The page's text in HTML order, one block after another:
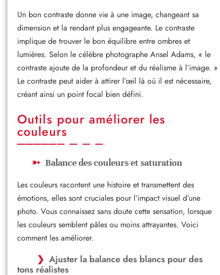
Un bon contraste donne vie à une image, changeant sa
dimension et la rendant plus engageante. Le contraste
implique de trouver le bon équilibre entre ombres et
lumières. Selon le célèbre photographe Ansel Adams, « le
contraste ajoute de la profondeur et du réalisme à l’image. »
Le contraste peut aider à attirer l’œil là où il est nécessaire,
créant ainsi un point focal bien défini.
Outils pour améliorer les
couleurs
Balance des couleurs et saturation
Les couleurs racontent une histoire et transmettent des
émotions, elles sont cruciales pour l’impact visuel d’une
photo. Vous connaissez sans doute cette sensation, lorsque
les couleurs semblent pâles ou moins attrayantes. Voici
comment les améliorer.
Ajuster la balance des blancs pour des
tons réalistes